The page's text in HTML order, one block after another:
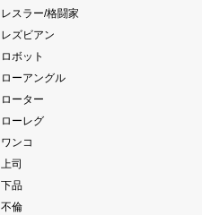
レスラー/格闘家
レズビアン
ロボット
ローアングル
ローター
ローレグ
ワンコ
上司
下品
不倫